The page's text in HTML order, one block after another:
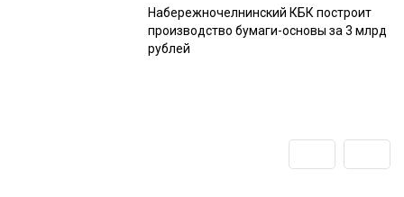
Набережночелнинский КБК построит
производство бумаги-основы за 3 млрд
рублей